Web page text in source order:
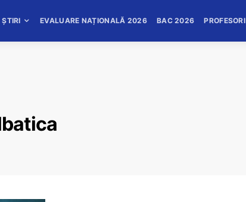
ȘTIRI EVALUARE NAȚIONALĂ 2026 BAC 2026 PROFESORI